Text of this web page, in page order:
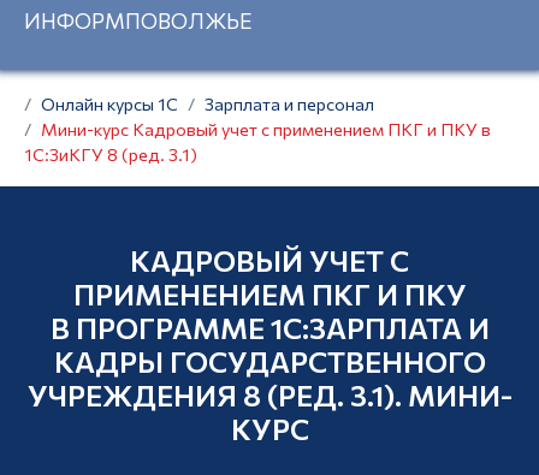
ИНФОРМПОВОЛЖЬЕ
Лицензия
от
канал
Telegram-
канал
КОНТАКТЫ
КУРСЫ
1С
ПО
УЧАСТКАМ
УЧЕТА
персонал
Торговля
склад
ИНФОРМПОВОЛЖЬЕ
Онлайн курсы 1С
Зарплата и персонал
Мини-курс Кадровый учет с применением ПКГ и ПКУ в
1С:ЗиКГУ 8 (ред. 3.1)
КАДРОВЫЙ УЧЕТ С
ПРИМЕНЕНИЕМ ПКГ И ПКУ
В ПРОГРАММЕ 1С:ЗАРПЛАТА И
КАДРЫ ГОСУДАРСТВЕННОГО
УЧРЕЖДЕНИЯ 8 (РЕД. 3.1). МИНИ-
КУРС